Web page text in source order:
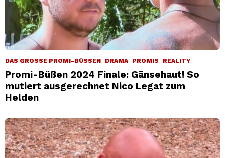
DAS GROSSE PROMI-BÜSSEN DRAMA PROMIS REALITY
Promi-Büßen 2024 Finale: Gänsehaut! So
mutiert ausgerechnet Nico Legat zum
Helden